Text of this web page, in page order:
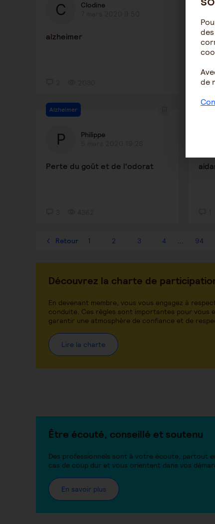
Clodine
alzheimer
2
Alzheimer
Philippe
Perte du goût et de l'odorat
Retour 1 2 3 4 ... 94
Découvrez la charte de
En devenant membre, vous vous engagez à
conduite. Ces règles sont importantes pour vous
garantir une atmosphère de confiance et de
Lire la charte
Être écouté, conseillé et soutenu
Des professionnels sont à votre écoute, partout
cas de coup dur et vous orientent dans vos
En savoir plus
de